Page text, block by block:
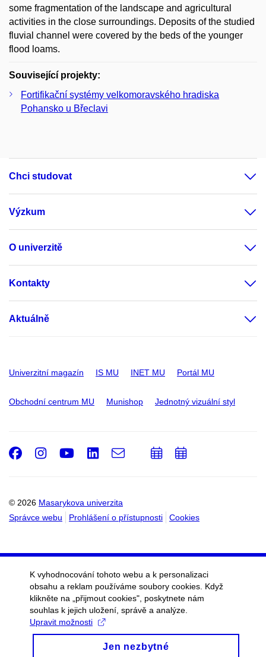
some fragmentation of the landscape and agricultural
activities in the close surroundings. Deposits of the studied
fluvial channel were covered by the beds of the younger
flood loams.
Související projekty:
Fortifikační systémy velkomoravského hradiska
Pohansko u Břeclavi
Chci studovat
Výzkum
O univerzitě
Kontakty
Aktuálně
Univerzitní magazín IS MU INET MU Portál MU
Obchodní centrum MU Munishop Jednotný vizuální styl
© 2026 Masarykova univerzita
Správce webu
Prohlášení o přístupnosti Cookies
Facebook
Instagram
Youtube
LinkedIn
e-
Email
PřidatPřidat
K vyhodnocování tohoto webu a k personalizaci
obsahu a reklam používáme soubory cookies. Když
klikněte na „přijmout cookies", poskytnete nám
souhlas k jejich uložení, správě a analýze.
Upravit možnosti
Jen nezbytné